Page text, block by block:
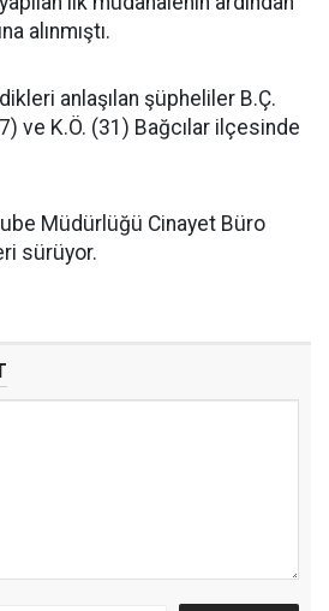
alınmıştı.
anlaşılan şüpheliler B.Ç.
ve K.Ö. (31) Bağcılar ilçesinde
Müdürlüğü Cinayet Büro
sürüyor.